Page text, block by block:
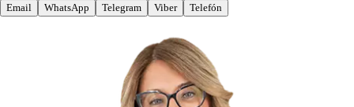
Email WhatsApp Telegram Viber Telefón